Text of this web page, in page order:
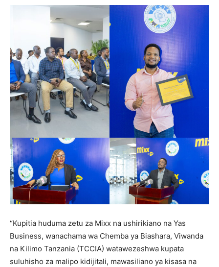
“Kupitia huduma zetu za Mixx na ushirikiano na Yas
Business, wanachama wa Chemba ya Biashara, Viwanda
na Kilimo Tanzania (TCCIA) watawezeshwa kupata
suluhisho za malipo kidijitali, mawasiliano ya kisasa na